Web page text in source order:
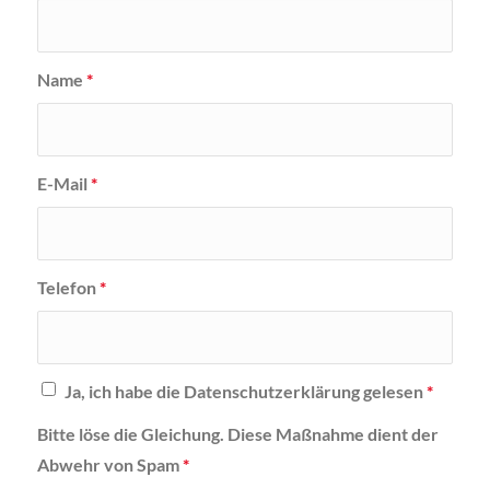
Name *
E-Mail *
Telefon*
Ja, ich habe die Datenschutzerklärung gelesen*
Bitte löse die Gleichung. Diese Maßnahme dient der
Abwehr von Spam*